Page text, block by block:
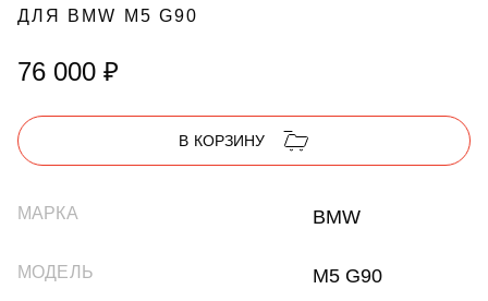
ДЛЯ BMW M5 G90
76 000 ₽
В КОРЗИНУ
МАРКА BMW
МОДЕЛЬ M5 G90